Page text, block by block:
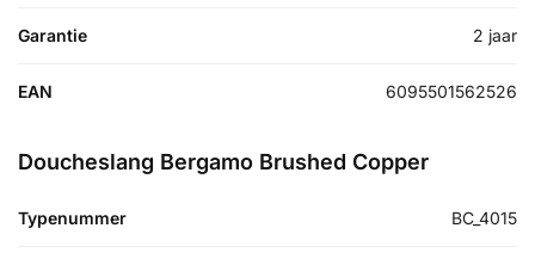
Garantie 2 jaar
EAN 6095501562526
Doucheslang Bergamo Brushed Copper
Typenummer BC_4015